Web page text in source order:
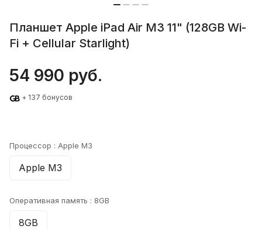
Планшет Apple iPad Air M3 11" (128GB Wi-
Fi + Cellular Starlight)
54 990 руб.
+ 137 бонусов
Процессор : Apple M3
Apple M3
Оперативная память : 8GB
8GB